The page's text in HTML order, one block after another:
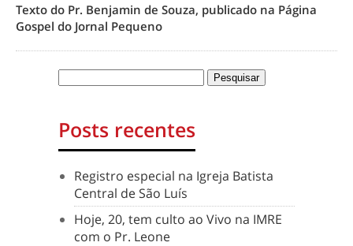
Texto do Pr. Benjamin de Souza, publicado na Página
Gospel do Jornal Pequeno
Posts recentes
Registro especial na Igreja Batista
Central de São Luís
Hoje, 20, tem culto ao Vivo na IMRE
com o Pr. Leone